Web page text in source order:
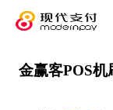
金赢客POS